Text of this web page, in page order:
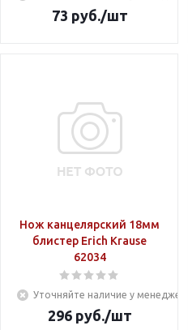
73 руб./шт
Нож канцелярский 18мм
блистер Erich Krause
62034
Уточняйте наличие у менеджера
296руб./шт